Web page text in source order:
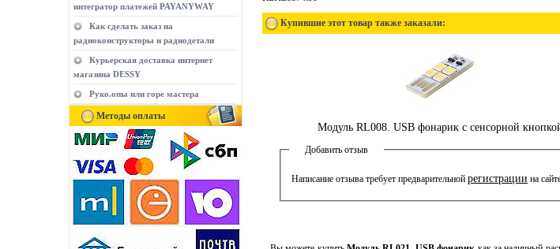
интегратор платежей PAYANYWAY
Как сделать заказ на
радиоконструкторы и радиодетали
Курьерская доставка интернет
магазина DESSY
Руко.опы или горе мастера
Методы оплаты
Купившие этот товар также заказали:
Модуль RL008. USB фонарик с сенсорной
Добавить отзыв
Написание отзыва требует предварительной регистрации на